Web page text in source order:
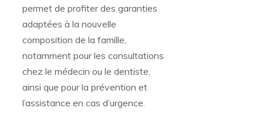
permet de profiter des garanties
adaptées à la nouvelle
composition de la famille,
notamment pour les consultations
chez le médecin ou le dentiste,
ainsi que pour la prévention et
l’assistance en cas d’urgence.